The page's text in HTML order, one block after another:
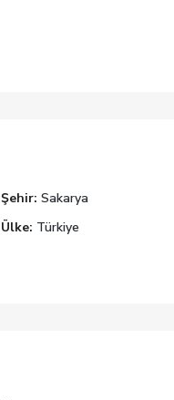
Şehir: Sakarya
Ülke: Türkiye